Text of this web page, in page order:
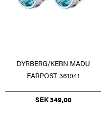
DYRBERG/KERN MADU
EARPOST 361041
SEK 349,00